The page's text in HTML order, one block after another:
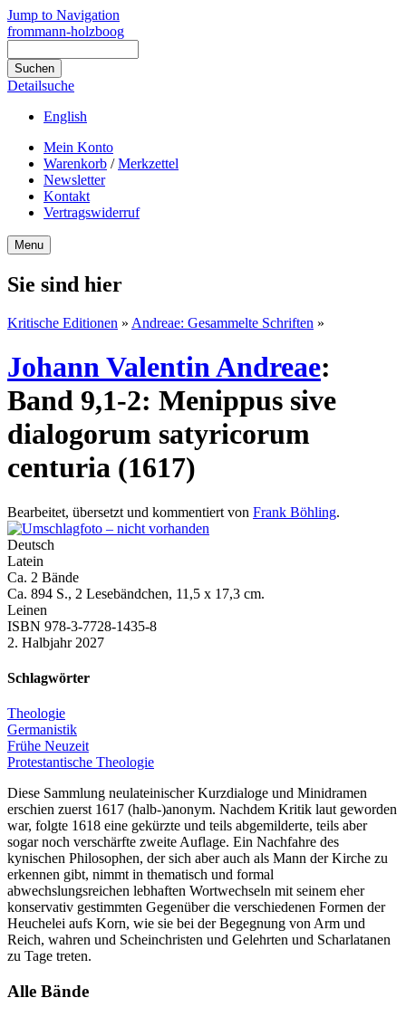
Jump to Navigation
frommann-holzboog
Detailsuche
English
Mein Konto
Warenkorb /Merkzettel
Newsletter
Kontakt
Vertragswiderruf
Menu
Sie sind hier
Kritische Editionen » Andreae: Gesammelte Schriften »
Johann Valentin Andreae:
Band 9,1-2: Menippus sive
dialogorum satyricorum
centuria (1617)
Bearbeitet, übersetzt und kommentiert von Frank Böhling.
Deutsch
Latein
Ca. 2 Bände
Ca. 894 S., 2 Lesebändchen, 11,5 x 17,3 cm.
Leinen
ISBN 978-3-7728-1435-8
2. Halbjahr 2027
Schlagwörter
Theologie
Germanistik
Frühe Neuzeit
Protestantische Theologie
Diese Sammlung neulateinischer Kurzdialoge und Minidramen
erschien zuerst 1617 (halb-)anonym. Nachdem Kritik laut geworden
war, folgte 1618 eine gekürzte und teils abgemilderte, teils aber
sogar noch verschärfte zweite Auflage. Ein Nachfahre des
kynischen Philosophen, der sich aber auch als Mann der Kirche zu
erkennen gibt, nimmt in thematisch und formal
abwechslungsreichen lebhaften Wortwechseln mit seinem eher
konservativ gestimmten Gegenüber die verschiedenen Formen der
Heuchelei aufs Korn, wie sie bei der Begegnung von Arm und
Reich, wahren und Scheinchristen und Gelehrten und Scharlatanen
zu Tage treten.
Alle Bände